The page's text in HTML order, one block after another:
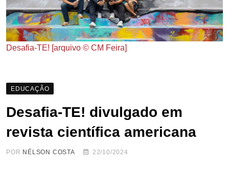
Desafia-TE! [arquivo © CM Feira]
EDUCAÇÃO
Desafia-TE! divulgado em
revista científica americana
POR NÉLSON COSTA 22/10/2024